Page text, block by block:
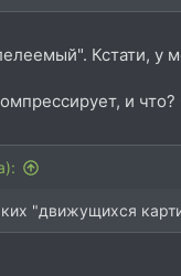
Кстати, у
и
"движущихся